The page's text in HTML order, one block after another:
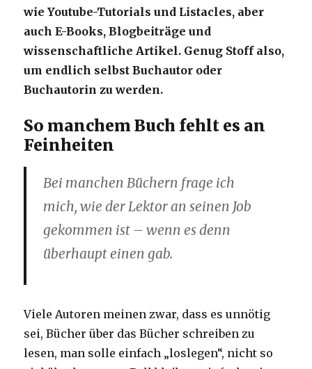
wie Youtube-Tutorials und Listacles, aber
auch E-Books, Blogbeiträge und
wissenschaftliche Artikel. Genug Stoff also,
um endlich selbst Buchautor oder
Buchautorin zu werden.
So manchem Buch fehlt es an
Feinheiten
Bei manchen Büchern frage ich
mich, wie der Lektor an seinen Job
gekommen ist – wenn es denn
überhaupt einen gab.
Viele Autoren meinen zwar, dass es unnötig
sei, Bücher über das Bücher schreiben zu
lesen, man solle einfach „loslegen“, nicht so